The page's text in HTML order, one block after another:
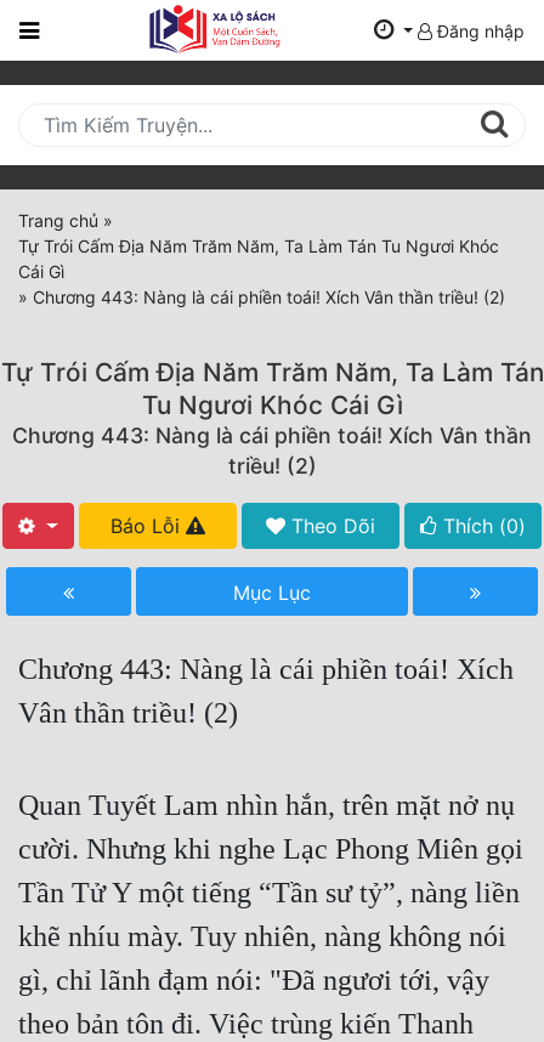
Trang
Mới
Cập
Nhật
(current)
BXH
Truyện Mới Ra
Truyện Convert
Truyện Dịch
Truyện ngắn
Cạnh Kỹ
Đăng nhập
Trang chủ »
Tự Trói Cấm Địa Năm Trăm Năm, Ta Làm Tán Tu Ngươi Khóc
Cái Gì
» Chương 443: Nàng là cái phiền toái! Xích Vân thần triều! (2)
Tự Trói Cấm Địa Năm Trăm Năm, Ta Làm Tán
Tu Ngươi Khóc Cái Gì
Chương 443: Nàng là cái phiền toái! Xích Vân thần
triều! (2)
Báo Lỗi Theo Dõi Thích (0)
Mục Lục
Chương 443: Nàng là cái phiền toái! Xích
Vân thần triều! (2)
Quan Tuyết Lam nhìn hắn, trên mặt nở nụ
cười. Nhưng khi nghe Lạc Phong Miên gọi
Tần Tử Y một tiếng “Tần sư tỷ”, nàng liền
khẽ nhíu mày. Tuy nhiên, nàng không nói
gì, chỉ lãnh đạm nói: "Đã ngươi tới, vậy
theo bản tôn đi. Việc trùng kiến Thanh